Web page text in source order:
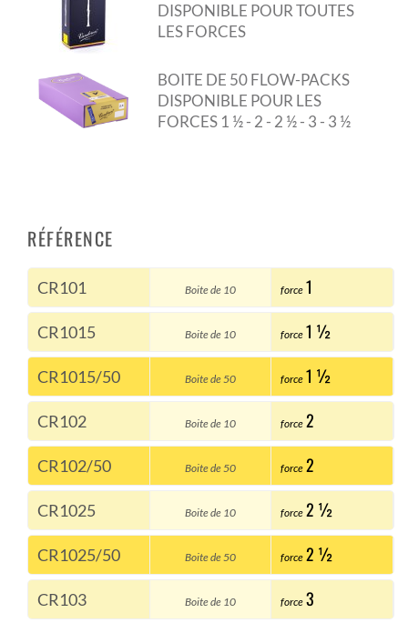
DISPONIBLE POUR TOUTES
LES FORCES
BOITE DE 50 FLOW-PACKS
DISPONIBLE POUR LES
FORCES 1 ½ - 2 - 2 ½ - 3 - 3 ½
RÉFÉRENCE
CR101 Boite de 10 force 1
CR1015 Boite de 10 force 1 ½
CR1015/50 Boite de 50 force 1 ½
CR102 Boite de 10 force 2
CR102/50 Boite de 50 force 2
CR1025 Boite de 10 force 2 ½
CR1025/50 Boite de 50 force 2 ½
CR103 Boite de 10 force 3